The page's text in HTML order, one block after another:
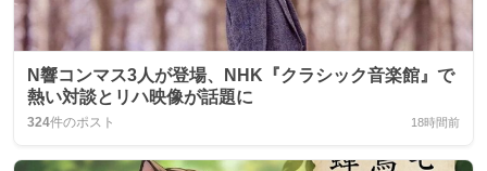
N響コンマス3人が登場、NHK『クラシック音楽館』で
熱い対談とリハ映像が話題に
324件のポスト 18時間前